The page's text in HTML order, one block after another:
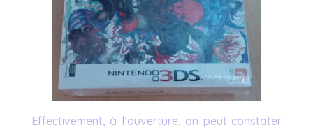
Effectivement, à l’ouverture, on peut constater